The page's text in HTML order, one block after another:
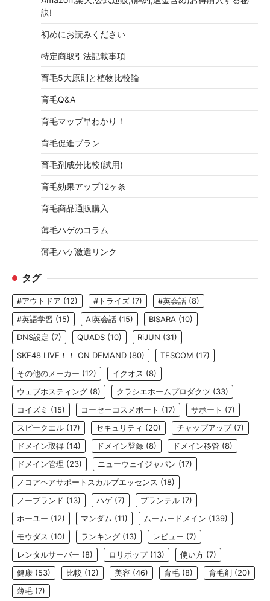
訣!
初めにお読みください
特定商取引法記載事項
育毛5大原則と植物比較論
育毛Q&A
育毛マップ早わかり！
育毛促進プラン
育毛剤成分比較(試用)
育毛効果アップ12ヶ条
育毛商品通販購入
薄毛ハゲのコラム
薄毛ハゲ激選リンク
タグ
#アウトドア (12) #トライズ (7) #英会話 (8)
#英語学習 (15) AI英会話 (15) BISARA (10)
DNS設定 (7) QUADS (10) RiJUN (31)
SKE48 LIVE！！ ON DEMAND (80) TESCOM (17)
その他のメーカー (12) イクオス (8)
ウェブホスティング (8) クラシエホームプロダクツ (33)
コイズミ (15) コーセーコスメポート (17) サポート (7)
スピークエル (17) セキュリティ (20) チャップアップ(7)
ドメイン取得 (14) ドメイン登録 (8) ドメイン移管 (8)
ドメイン管理 (23) ニューウェイジャパン (17)
ノコアヘアサポートスカルプエッセンス (18)
ノーブランド (13) ハゲ (7) プランテル (7)
ホーユー (12) マンダム (11) ムームードメイン (139)
モウダス (10) ランキング (13) レビュー (7)
レンタルサーバー (8) ロリポップ(13) 使い方 (7)
健康 (53) 比較 (12) 美容 (46) 育毛 (8) 育毛剤 (20)
薄毛 (7)